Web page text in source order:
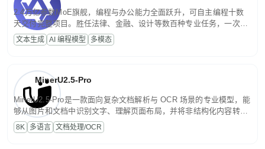
2.4万亿参数MoE旗舰，编程与办公能力全面跃升，可自主编程十数
天交付完整项目。胜任法律、金融、设计等数百种专业任务，一次对
话端到端交付生产级成果。原生视觉理解贯穿规划、执行与验证全流
程，支持超长文档与长视频的深度语义解析。长程任务中自主规划与
文本生成 AI 编程模型 多模态
MinerU2.5-Pro
MinerU2.5-Pro是一款面向复杂文档解析与 OCR 场景的专业模型，能
够从图片和文档中识别文字、理解页面布局，并将非结构化内容转换
为便于存储、检索和二次处理的结构化结果。
8K 多语言 文档处理/OCR